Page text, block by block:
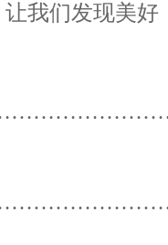
我们发现美好